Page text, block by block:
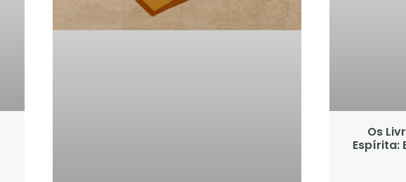
Os
Espírita: